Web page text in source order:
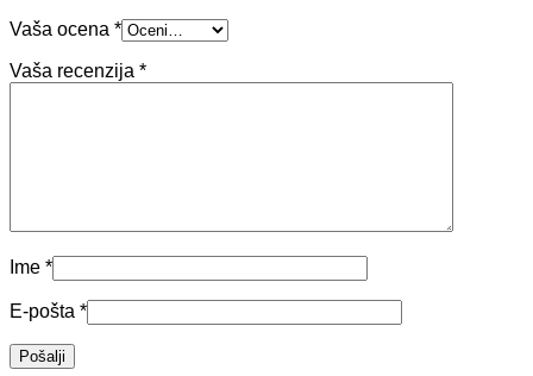
Vaša ocena *
Vaša recenzija *
Ime *
E-pošta *